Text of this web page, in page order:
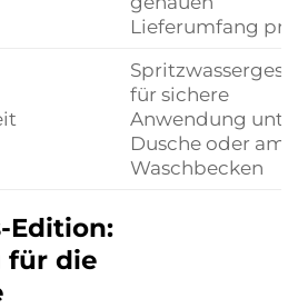
Lieferumfang
für sichere
Anwendung
Dusche oder am
Waschbecken
Edition:
für die